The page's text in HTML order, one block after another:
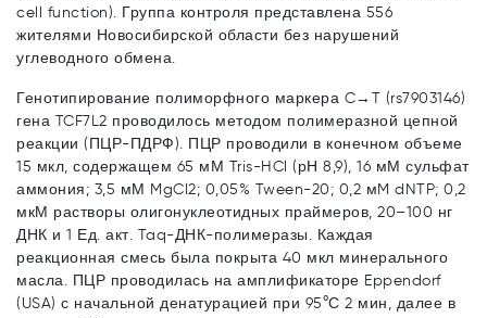
cell function). Группа контроля представлена 556
жителями Новосибирской области без нарушений
углеводного обмена.
Генотипирование полиморфного маркера C→T (rs7903146)
гена TCF7L2 проводилось методом полимеразной цепной
реакции (ПЦР-ПДРФ). ПЦР проводили в конечном объеме
15 мкл, содержащем 65 мМ Tris-HCl (рН 8,9), 16 мМ сульфат
аммония; 3,5 мМ MgCl2; 0,05% Tween-20; 0,2 мM dNTP; 0,2
мкМ растворы олигонуклеотидных праймеров, 20–100 нг
ДНК и 1 Ед. акт. Taq-ДНК-полимеразы. Каждая
реакционная смесь была покрыта 40 мкл минерального
масла. ПЦР проводилась на амплификаторе Eppendorf
(USA) с начальной денатурацией при 95°С 2 мин, далее в